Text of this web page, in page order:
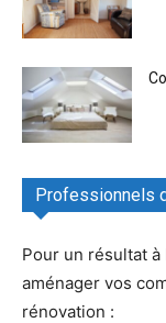
Professionnels
Pour un résultat
aménager vos
rénovation :